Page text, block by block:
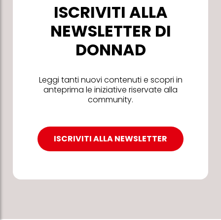
ISCRIVITI ALLA
NEWSLETTER DI
DONNAD
Leggi tanti nuovi contenuti e scopri in
anteprima le iniziative riservate alla
community.
ISCRIVITI ALLA NEWSLETTER